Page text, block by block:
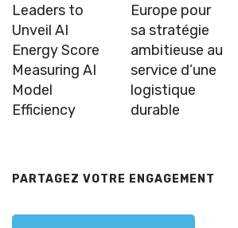
Leaders to
Unveil AI
Energy Score
Measuring AI
Model
Efficiency
Europe pour
sa stratégie
ambitieuse au
service d’une
logistique
durable
PARTAGEZ VOTRE ENGAGEMENT